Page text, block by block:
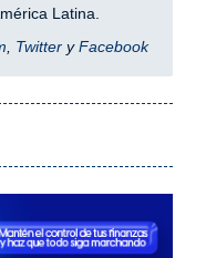
Latina.
, TwitteryFacebook